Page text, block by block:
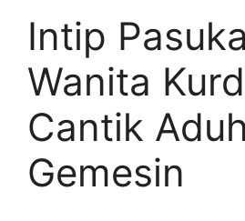
Intip
Wanita
Cantik
Gemesin